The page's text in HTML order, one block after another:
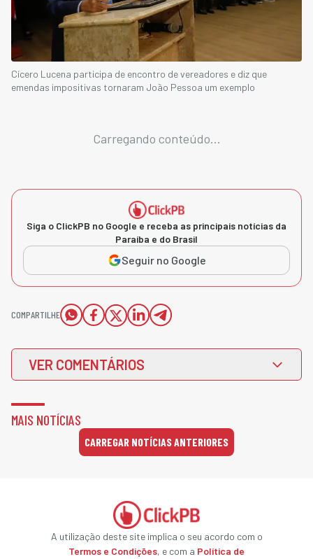
Cícero Lucena participa de encontro de vereadores e diz que
emendas impositivas tornaram João Pessoa um exemplo
Carregando conteúdo...
Siga o ClickPB no Google e receba as principais notícias da
Paraíba e do Brasil
Seguir no Google
COMPARTILHE
VER COMENTÁRIOS
MAIS NOTÍCIAS
CARREGAR NOTÍCIAS ANTERIORES
A utilização deste site implica o seu acordo com o
Termos e Condições, e com a Política de